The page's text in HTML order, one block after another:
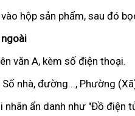
hộp sản phẩm, sau đó
ngoài
văn A, kèm số điện thoại.
Số nhà, đường..., Phường
nhãn ẩn danh như "Đồ điện